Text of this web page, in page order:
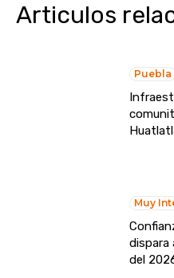
Articulos
Puebla
Muy
dispara
del